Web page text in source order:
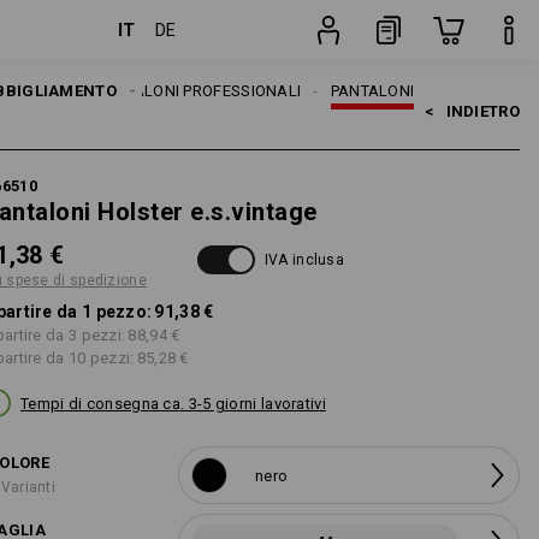
IT DE
PANTALONI
PANTALONI PROFESSIONALI
< INDIETRO
Holster e.s.vintage
€
spese di spedizione
IVA inclusa
da 1 pezzo: 91,38 €
da 3 pezzi: 88,94 €
da 10 pezzi: 85,28 €
Tempi di consegna ca. 3-5 giorni lavorativi
nero